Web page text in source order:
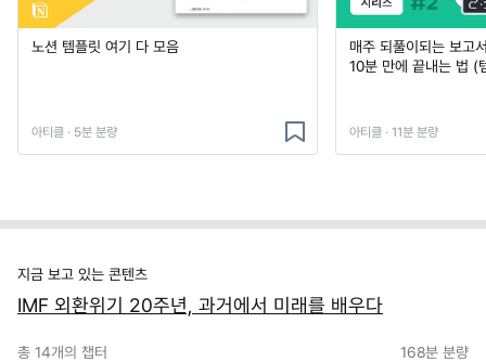
노션 템플릿 여기 다 모음
아티클 · 5분 분량
매주 되풀이되는 보고
10분 만에 끝내는 법 (
아티클 · 11분 분량
지금 보고 있는 콘텐츠
IMF 외환위기 20주년, 과거에서 미래를 배우다
총 14개의 챕터 168분 분량